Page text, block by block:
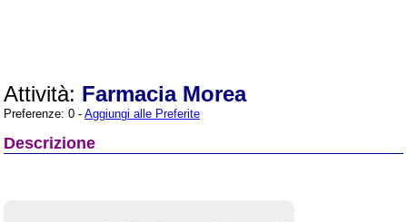
Attività: Farmacia Morea
Preferenze: 0 - Aggiungi alle Preferite
Descrizione